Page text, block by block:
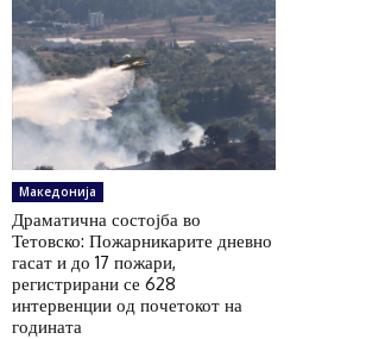
Македонија
Драматична состојба во
Тетовско: Пожарникарите дневно
гасат и до 17 пожари,
регистрирани се 628
интервенции од почетокот на
годината